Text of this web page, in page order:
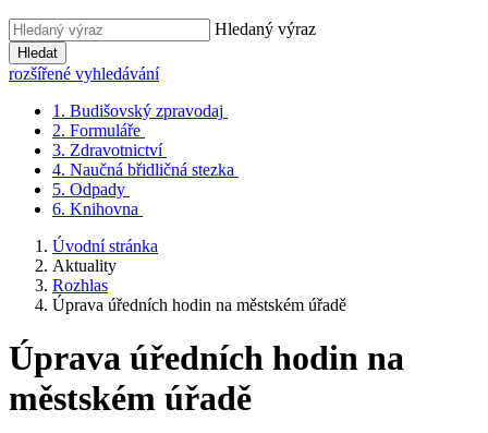
Hledaný výraz
Hledat
rozšířené vyhledávání
1. Budišovský zpravodaj
2. Formuláře
3. Zdravotnictví
4. Naučná břidličná stezka
5. Odpady
6. Knihovna
Úvodní stránka
Aktuality
Rozhlas
Úprava úředních hodin na městském úřadě
Úprava úředních hodin na
městském úřadě